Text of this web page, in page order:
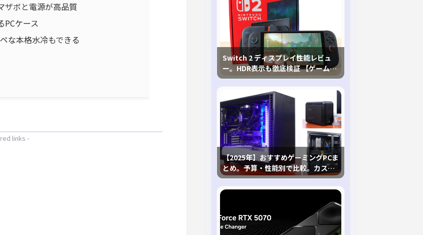
ザボと電源が高品質
PCケース
な本格水冷もできる
links -
Switch 2 ディスプレイ性能レビュ
ー。HDR表示も徹底検証 【ゲームに
おけるHDRの未来を切り開く1台！】
【2025年】おすすめゲーミングPCま
とめ。予算・性能別で比較。カスタ
マイズ指南も